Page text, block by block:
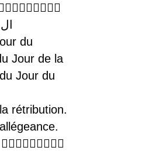
du
Jour de la
Jour du
rétribution.